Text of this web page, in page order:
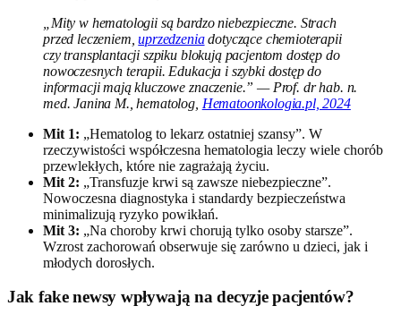
„Mity w hematologii są bardzo niebezpieczne. Strach
przed leczeniem,uprzedzeniadotyczące chemioterapii
czy transplantacji szpiku blokują pacjentom dostęp do
nowoczesnych terapii. Edukacja i szybki dostęp do
informacji mają kluczowe znaczenie.” — Prof. dr hab. n.
med. Janina M., hematolog, Hematoonkologia.pl, 2024
Mit 1: „Hematolog to lekarz ostatniej szansy”. W
rzeczywistości współczesna hematologia leczy wiele chorób
przewlekłych, które nie zagrażają życiu.
Mit 2: „Transfuzje krwi są zawsze niebezpieczne”.
Nowoczesna diagnostyka i standardy bezpieczeństwa
minimalizują ryzyko powikłań.
Mit 3: „Na choroby krwi chorują tylko osoby starsze”.
Wzrost zachorowań obserwuje się zarówno u dzieci, jak i
młodych dorosłych.
Jak fake newsy wpływają na decyzje pacjentów?